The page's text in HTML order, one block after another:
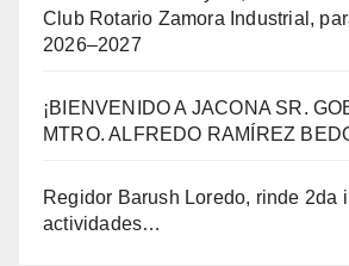
Club Rotario Zamora Industrial,
2026–2027
¡BIENVENIDO A JACONA SR.
MTRO. ALFREDO RAMÍREZ
Regidor Barush Loredo, rinde 2da
actividades…